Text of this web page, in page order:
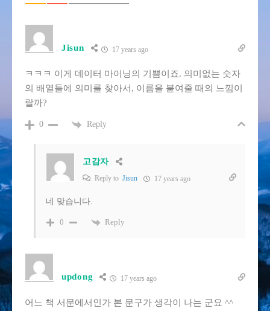
Jisun 17 years ago
ㅋㅋㅋ 이게 데이터 마이닝의 기쁨이죠. 의미없는 숫자
의 배열들에 의미를 찾아서, 이름을 붙여줄 때의 느낌이
랄까?
0 Reply
고감자
Reply to Jisun 17 years ago
네 맞습니다.
0 Reply
updong 17 years ago
어느 책 서문에서인가 본 문구가 생각이 나는 군요 ^^